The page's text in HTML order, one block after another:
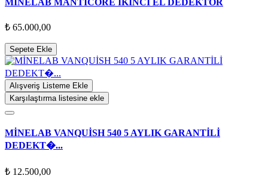
₺ 65.000,00
Sepete Ekle
Alışveriş Listeme Ekle
Karşılaştırma listesine ekle
MİNELAB VANQUİSH 540 5 AYLIK GARANTİLİ
DEDEKT�...
₺ 12.500,00